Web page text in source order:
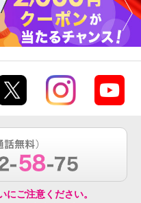
ご注意ください。